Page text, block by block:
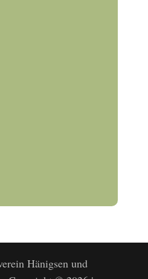
Hänigsen und